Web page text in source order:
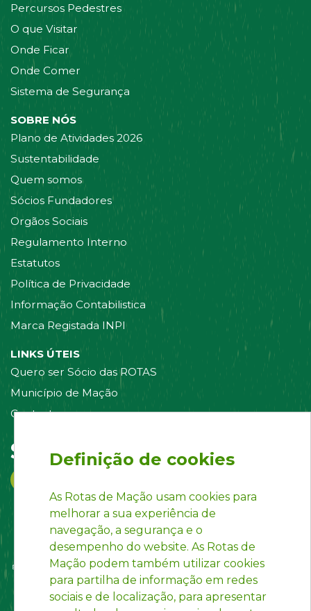
Percursos Pedestres
O que Visitar
Onde Ficar
Onde Comer
Sistema de Segurança
SOBRE NÓS
Plano de Atividades 2026
Sustentabilidade
Quem somos
Sócios Fundadores
Orgãos Sociais
Regulamento Interno
Estatutos
Política de Privacidade
Informação Contabilistica
Marca Registada INPI
LINKS ÚTEIS
Quero ser Sócio das ROTAS
Município de Mação
Contacte-nos
Siga-nos em:
Definição de cookies
As Rotas de Mação usam cookies para
melhorar a sua experiência de
navegação, a segurança e o
desempenho do website. As Rotas de
Mação podem também utilizar cookies
para partilha de informação em redes
sociais e de localização, para apresentar